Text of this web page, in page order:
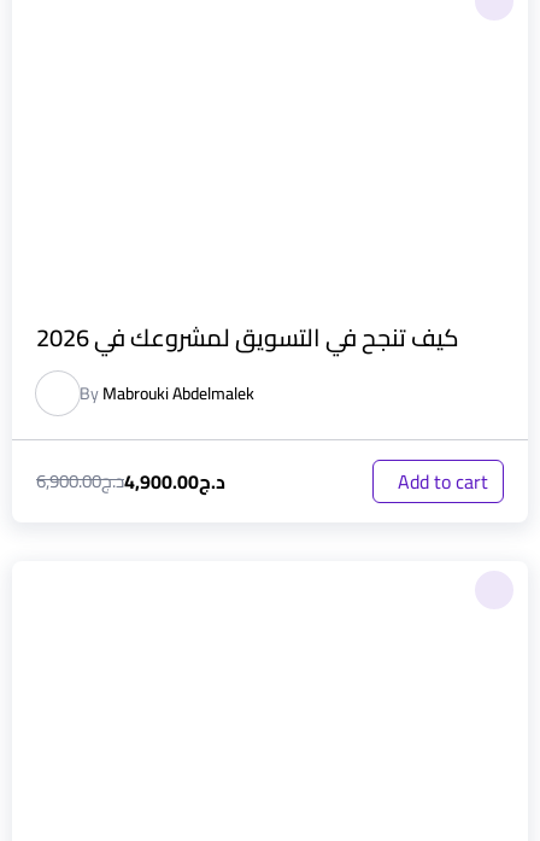
كيف تنجح في التسويق لمشروعك في 2026
ByMabrouki Abdelmalek
د.ج6,900.00 د.ج4,900.00 Add to cart